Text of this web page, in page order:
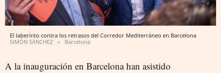
El laberinto contra los retrasos del Corredor Mediterráneo en Barcelona
SIMÓN SÁNCHEZ
Barcelona
A la inauguración en Barcelona han asistido